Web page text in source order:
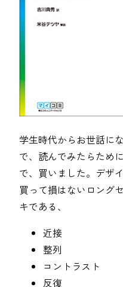
学生時代からお世話に
で、読んでみたらため
で、買いました。デザ
買って損はないロング
キである、
近接
整列
コントラスト
反復